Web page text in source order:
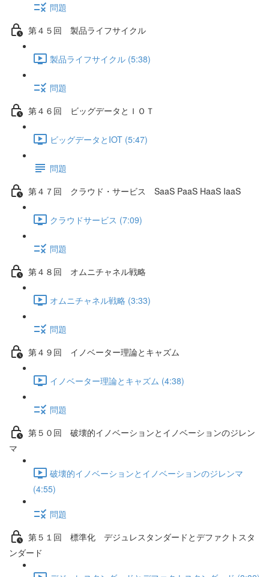
問題
第４５回 製品ライフサイクル
製品ライフサイクル (5:38)
問題
第４６回 ビッグデータとＩＯＴ
ビッグデータとIOT (5:47)
問題
第４７回 クラウド・サービス SaaS PaaS HaaS IaaS
クラウドサービス (7:09)
問題
第４８回 オムニチャネル戦略
オムニチャネル戦略 (3:33)
問題
第４９回 イノベーター理論とキャズム
イノベーター理論とキャズム (4:38)
問題
第５０回 破壊的イノベーションとイノベーションのジレン
マ
破壊的イノベーションとイノベーションのジレンマ
(4:55)
問題
第５１回 標準化 デジュレスタンダードとデファクトスタ
ンダード